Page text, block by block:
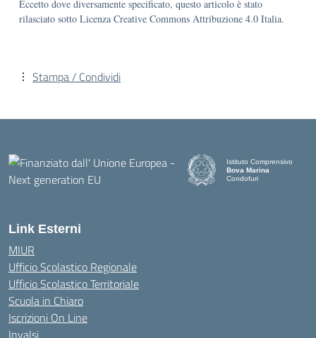
Eccetto dove diversamente specificato, questo articolo è stato
rilasciato sotto Licenza Creative Commons Attribuzione 4.0 Italia.
Stampa / Condividi
Istituto Comprensivo
Bova Marina
Condofuri
Link Esterni
MIUR
Ufficio Scolastico Regionale
Ufficio Scolastico Territoriale
Scuola in Chiaro
Iscrizioni On Line
Invalsi